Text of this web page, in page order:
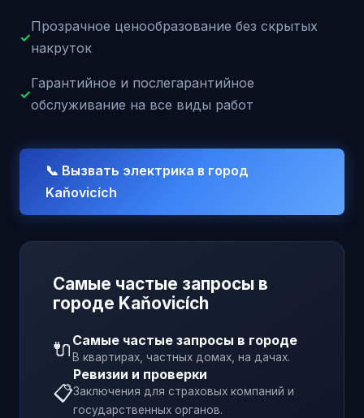
✓
Прозрачное ценообразование без скрытых
накруток
✓
Гарантийное и послегарантийное
обслуживание на все виды работ
📞 Вызвать электрика в город
Kaňovicích
Самые частые запросы в
городе Kaňovicích
🔌 Самые частые запросы в городе
В квартирах, частных домах, на дачах.
📋
Ревизии и проверки
Заключения для страховых компаний и
государственных органов.